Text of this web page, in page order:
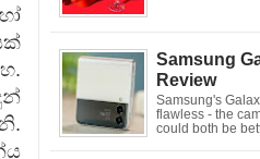
Samsung
Review
Samsung's
flawless - the
could both be